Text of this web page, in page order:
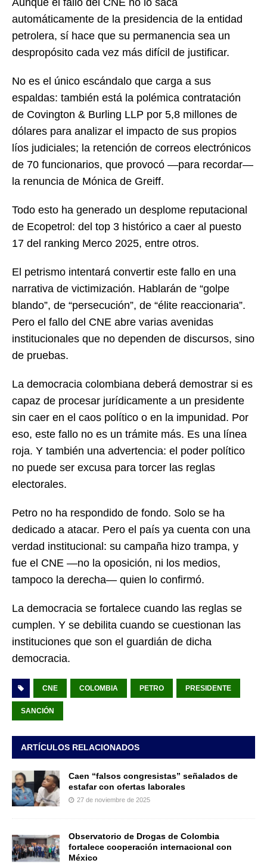
automáticamente de la presidencia de la entidad
petrolera, sí hace que su permanencia sea un
despropósito cada vez más difícil de justificar.
No es el único escándalo que carga a sus
espaldas: también está la polémica contratación
de Covington & Burling LLP por 5,8 millones de
dólares para analizar el impacto de sus propios
líos judiciales; la retención de correos electrónicos
de 70 funcionarios, que provocó —para recordar—
la renuncia de Mónica de Greiff.
Todo esto ha generado un desplome reputacional
de Ecopetrol: del top 3 histórico a caer al puesto
17 del ranking Merco 2025, entre otros.
El petrismo intentará convertir este fallo en una
narrativa de victimización. Hablarán de “golpe
blando”, de “persecución”, de “élite reaccionaria”.
Pero el fallo del CNE abre varias avenidas
institucionales que no dependen de discursos, sino
de pruebas.
La democracia colombiana deberá demostrar si es
capaz de procesar jurídicamente a un presidente
sin caer en el caos político o en la impunidad. Por
eso, este fallo no es un trámite más. Es una línea
roja. Y también una advertencia: el poder político
no puede ser excusa para torcer las reglas
electorales.
Petro no ha respondido de fondo. Solo se ha
dedicado a atacar. Pero el país ya cuenta con una
verdad institucional: su campaña hizo trampa, y
fue el CNE —no la oposición, ni los medios,
tampoco la derecha— quien lo confirmó.
La democracia se fortalece cuando las reglas se
cumplen. Y se debilita cuando se cuestionan las
instituciones que son el guardián de dicha
democracia.
CNE COLOMBIA PETRO PRESIDENTE
SANCIÓN
ARTÍCULOS RELACIONADOS
Caen “falsos congresistas” señalados de
estafar con ofertas laborales
27 de noviembre de 2025
Observatorio de Drogas de Colombia
fortalece cooperación internacional con
México